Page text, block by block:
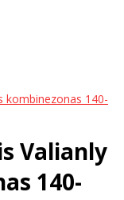
kombinezonas 140-
Valianly
140-